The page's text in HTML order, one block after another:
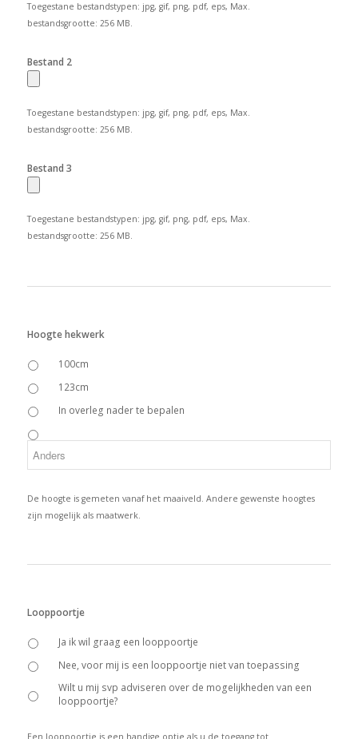
Toegestane bestandstypen: jpg, gif, png, pdf, eps, Max.
bestandsgrootte: 256 MB.
Bestand 2
Toegestane bestandstypen: jpg, gif, png, pdf, eps, Max.
bestandsgrootte: 256 MB.
Bestand 3
Toegestane bestandstypen: jpg, gif, png, pdf, eps, Max.
bestandsgrootte: 256 MB.
Hoogte hekwerk
100cm
123cm
In overleg nader te bepalen
De hoogte is gemeten vanaf het maaiveld. Andere gewenste hoogtes
zijn mogelijk als maatwerk.
Looppoortje
Ja ik wil graag een looppoortje
Nee, voor mij is een looppoortje niet van toepassing
Wilt u mij svp adviseren over de mogelijkheden van een
looppoortje?